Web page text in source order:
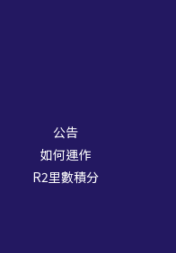
公告
如何運作
R2里數積分